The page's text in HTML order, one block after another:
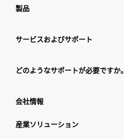
製品
サービスおよびサポート
どのようなサポートが必要ですか。
会社情報
産業ソリューション